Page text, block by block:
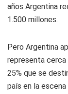
años Argentina
1.500 millones.
Pero Argentina
representa cerca
25% que se
país en la